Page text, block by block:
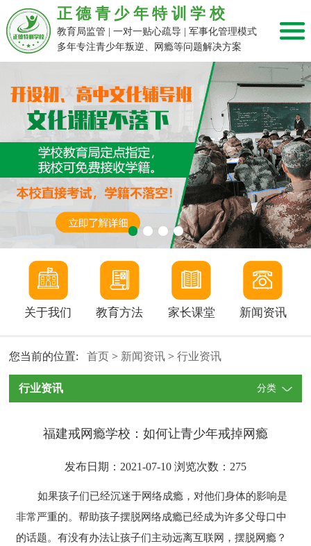
正德青少年特训学校
教育局监管 | 一对一贴心疏导 | 军事化管理模式
多年专注青少年叛逆、网瘾等问题解决方案
关于我们 教育方法 家长课堂 新闻资讯
您当前的位置:首页 > 新闻资讯 >行业资讯
行业资讯 分类
福建戒网瘾学校：如何让青少年戒掉网瘾
发布日期：2021-07-10 浏览次数： 275
如果孩子们已经沉迷于网络成瘾，对他们身体的影响是
非常严重的。帮助孩子摆脱网络成瘾已经成为许多父母口中
的话题。有没有办法让孩子们主动远离互联网，摆脱网瘾？